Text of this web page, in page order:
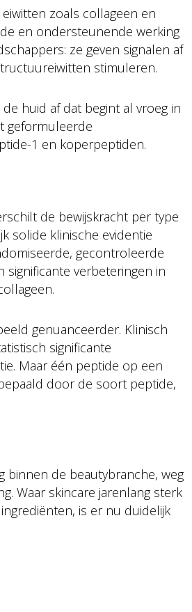
zoals collageen en
en ondersteunende werking
ze geven signalen af
stimuleren.
huid af dat begint al vroeg in
geformuleerde
1 en koperpeptiden.
de bewijskracht per type
solide klinische evidentie
gecontroleerde
verbeteringen in
genuanceerder. Klinisch
significante
Maar één peptide op een
door de soort peptide,
binnen de beautybranche, weg
Waar skincare jarenlang sterk
is er nu duidelijk